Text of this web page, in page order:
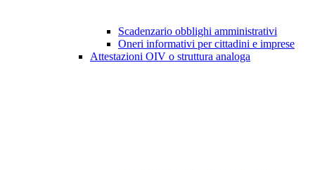
Scadenzario obblighi amministrativi
Oneri informativi per cittadini e imprese
Attestazioni OIV o struttura analoga